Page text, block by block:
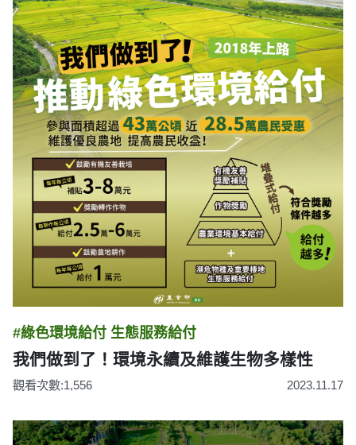
#綠色環境給付 生態服務給付
我們做到了！環境永續及維護生物多樣性
觀看次數:1,556 2023.11.17